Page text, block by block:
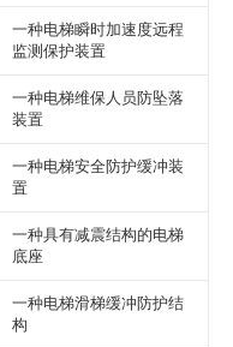
一种电梯瞬时加速度远程
监测保护装置
一种电梯维保人员防坠落
装置
一种电梯安全防护缓冲装
置
一种具有减震结构的电梯
底座
一种电梯滑梯缓冲防护结
构